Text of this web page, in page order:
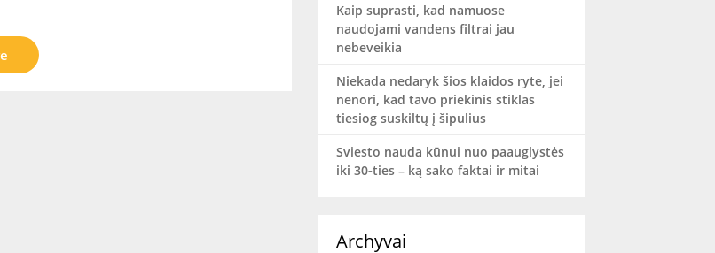
Kaip suprasti, kad namuose
naudojami vandens filtrai jau
nebeveikia
Niekada nedaryk šios klaidos ryte, jei
nenori, kad tavo priekinis stiklas
tiesiog suskiltų į šipulius
Sviesto nauda kūnui nuo paauglystės
iki 30‑ties – ką sako faktai ir mitai
Archyvai